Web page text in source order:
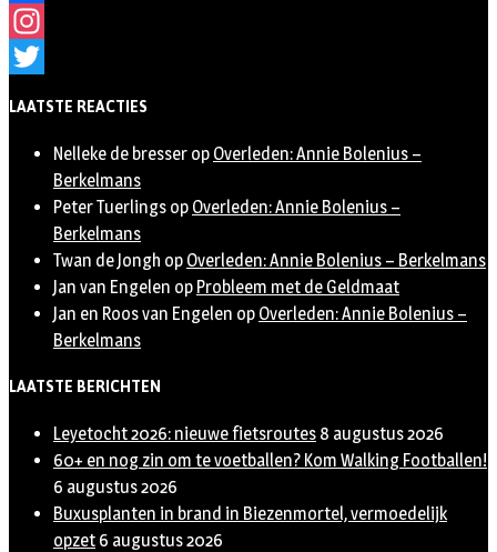
Facebook
Instagram
LAATSTE REACTIES
Nelleke de bresser op Overleden: Annie Bolenius –
Berkelmans
Peter Tuerlings op Overleden: Annie Bolenius –
Berkelmans
Twan de Jongh op Overleden: Annie Bolenius – Berkelmans
Jan van Engelen op Probleem met de Geldmaat
Jan en Roos van Engelen op Overleden: Annie Bolenius –
Berkelmans
LAATSTE BERICHTEN
Leyetocht 2026: nieuwe fietsroutes 8 augustus 2026
60+ en nog zin om te voetballen? Kom Walking Footballen!
6 augustus 2026
Buxusplanten in brand in Biezenmortel, vermoedelijk
opzet 6 augustus 2026